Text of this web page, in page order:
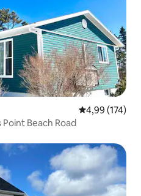
4,99 av 5 i
4,99 (174)
Beach Road